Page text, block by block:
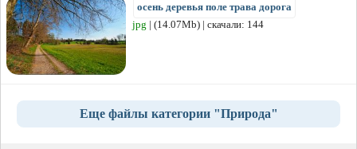
осень деревья поле трава дорога
jpg | (14.07Mb) | скачали: 144
Еще файлы категории "Природа"